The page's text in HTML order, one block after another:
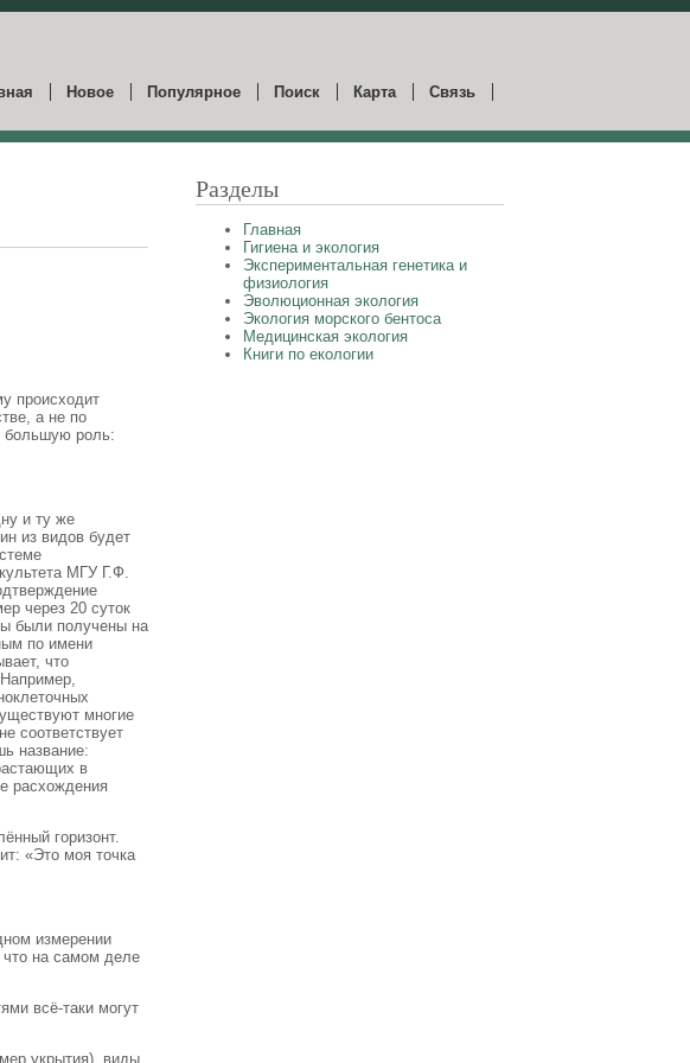
Новое Популярное Поиск Карта Связь
происходит
а не по
большую роль:
и ту же
из видов будет
МГУ Г.Ф.
через 20 суток
были получены на
по имени
что
многие
соответствует
название:
в
расхождения
горизонт.
«Это моя точка
измерении
что на самом деле
всё-таки могут
укрытия), виды
Разделы
Главная
Гигиена и экология
Экспериментальная генетика и
физиология
Эволюционная экология
Экология морского бентоса
Медицинская экология
Книги по екологии